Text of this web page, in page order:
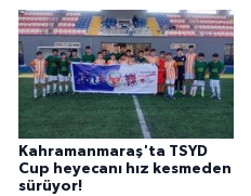
Kahramanmaraş'ta TSYD
Cup heyecanı hız kesmeden
sürüyor!